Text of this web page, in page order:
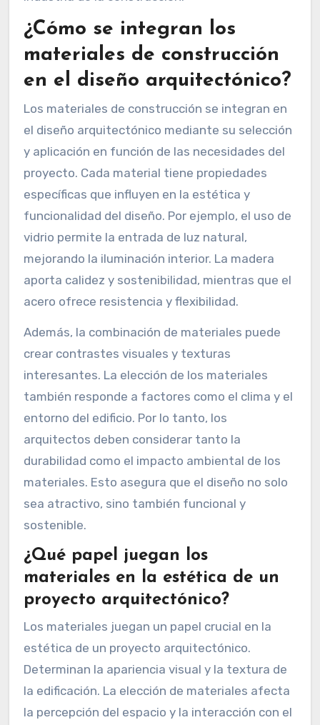
¿Cómo se integran los
materiales de construcción
en el diseño arquitectónico?
Los materiales de construcción se integran en
el diseño arquitectónico mediante su selección
y aplicación en función de las necesidades del
proyecto. Cada material tiene propiedades
específicas que influyen en la estética y
funcionalidad del diseño. Por ejemplo, el uso de
vidrio permite la entrada de luz natural,
mejorando la iluminación interior. La madera
aporta calidez y sostenibilidad, mientras que el
acero ofrece resistencia y flexibilidad.
Además, la combinación de materiales puede
crear contrastes visuales y texturas
interesantes. La elección de los materiales
también responde a factores como el clima y el
entorno del edificio. Por lo tanto, los
arquitectos deben considerar tanto la
durabilidad como el impacto ambiental de los
materiales. Esto asegura que el diseño no solo
sea atractivo, sino también funcional y
sostenible.
¿Qué papel juegan los
materiales en la estética de un
proyecto arquitectónico?
Los materiales juegan un papel crucial en la
estética de un proyecto arquitectónico.
Determinan la apariencia visual y la textura de
la edificación. La elección de materiales afecta
la percepción del espacio y la interacción con el